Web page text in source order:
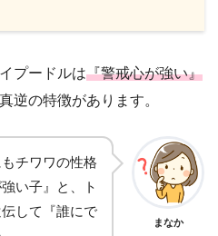
プードルは『警戒心が強い』
逆の特徴があります。
チワワの性格
い子』と、ト
して『誰にで
まなか